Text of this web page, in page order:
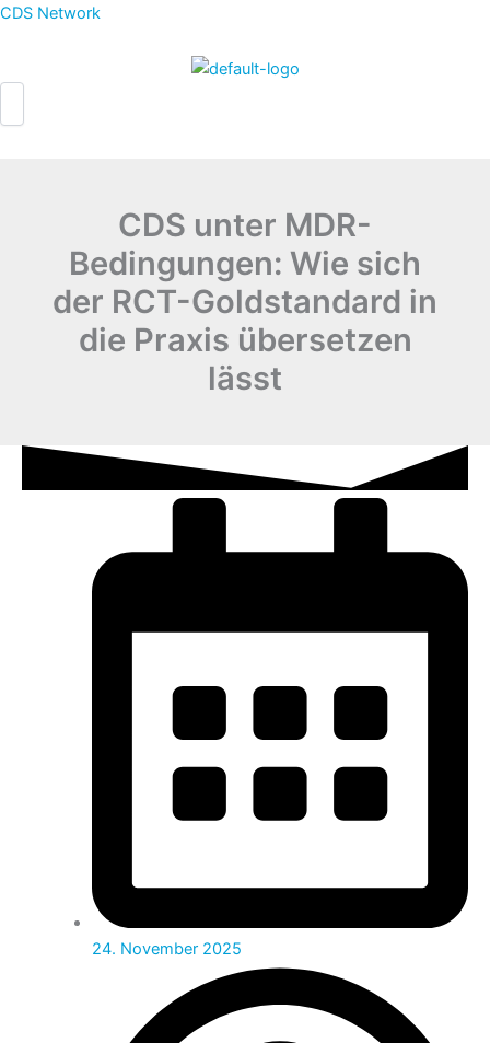
Zum
CDS Network
CDS unter MDR-
Bedingungen: Wie sich
der RCT-Goldstandard in
die Praxis übersetzen
lässt
24. November 2025